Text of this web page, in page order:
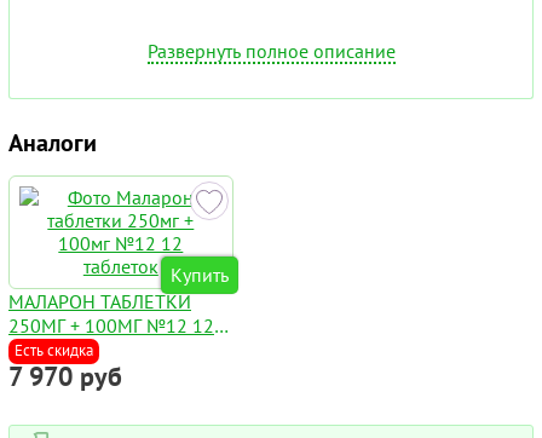
Развернуть полное описание
Аналоги
Купить
МАЛАРОН ТАБЛЕТКИ
250МГ + 100МГ №12 12
ТАБЛЕТОК
Есть скидка
7 970 руб